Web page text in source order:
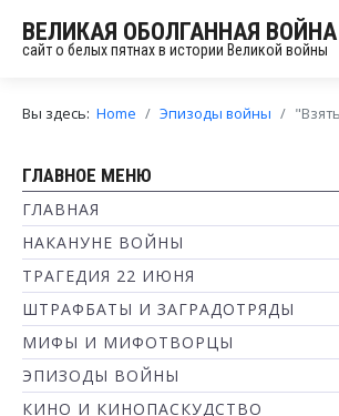
ВЕЛИКАЯ ОБОЛГАННАЯ ВОЙНА
сайт о белых пятнах в истории Великой войны
Вы здесь: Home Эпизоды войны
ГЛАВНОЕ МЕНЮ
ГЛАВНАЯ
НАКАНУНЕ ВОЙНЫ
ТРАГЕДИЯ 22 ИЮНЯ
ШТРАФБАТЫ И ЗАГРАДОТРЯДЫ
МИФЫ И МИФОТВОРЦЫ
ЭПИЗОДЫ ВОЙНЫ
КИНО И КИНОПАСКУДСТВО